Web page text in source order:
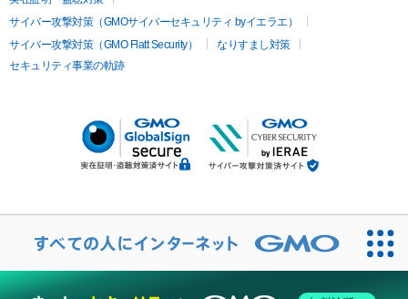
サイバー攻撃対策（GMOサイバーセキュリティ byイエラエ）
サイバー攻撃対策（GMO Flatt Security）
なりすまし対策
セキュリティ事業の軌跡